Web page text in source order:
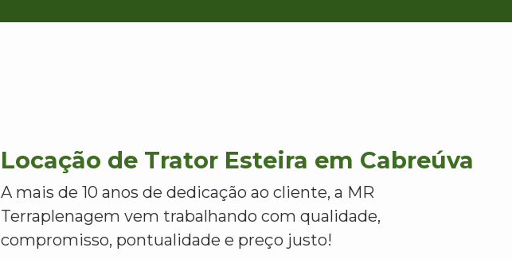
Locação de Trator Esteira em Cabreúva
A mais de 10 anos de dedicação ao cliente, a MR
Terraplenagem vem trabalhando com qualidade,
compromisso, pontualidade e preço justo!